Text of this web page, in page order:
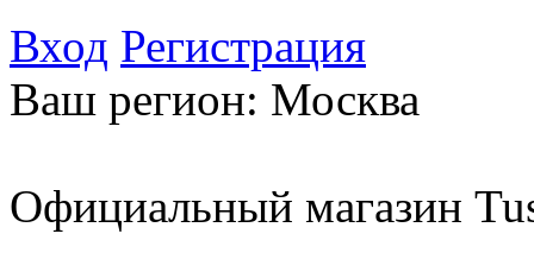
Вход Регистрация
Ваш регион: Москва
Официальный магазин